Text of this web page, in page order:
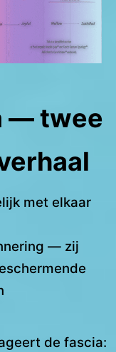
— twee
met elkaar
— zij
de fascia: